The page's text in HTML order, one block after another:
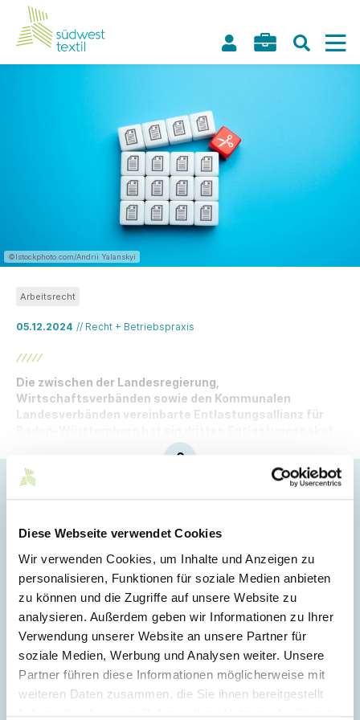
Diese Webseite verwendet Cookies
Wir verwenden Cookies, um Inhalte und Anzeigen zu
personalisieren, Funktionen für soziale Medien anbieten
zu können und die Zugriffe auf unsere Website zu
analysieren. Außerdem geben wir Informationen zu Ihrer
Verwendung unserer Website an unsere Partner für
soziale Medien, Werbung und Analysen weiter. Unsere
Partner führen diese Informationen möglicherweise mit
weiteren Daten zusammen, die Sie ihnen bereitgestellt
©Istockphoto.com/Andrii Yalanskyi
05.12.2024 // Recht + Betriebspraxis
Arbeitsrecht
Die zwischen der Landesregierung,
Wirtschaftsverbänden sowie den Kommunalen
Landesverbänden vereinbarte Entlastungsallianz für
Login
E-Mail